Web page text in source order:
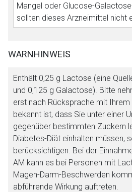
Mangel oder Glucose-
sollten dieses Arzneimittel nicht
WARNHINWEIS
Enthält 0,25 g Lactose (eine
und 0,125 g Galactose). Bitte
erst nach Rücksprache mit Ihrem
bekannt ist, dass Sie unter einer
gegenüber bestimmten Zuckern
Diabetes-Diät einhalten müssen,
berücksichtigen. Bei der
AM kann es bei Personen mit
Magen-Darm-Beschwerden
abführende Wirkung auftreten.